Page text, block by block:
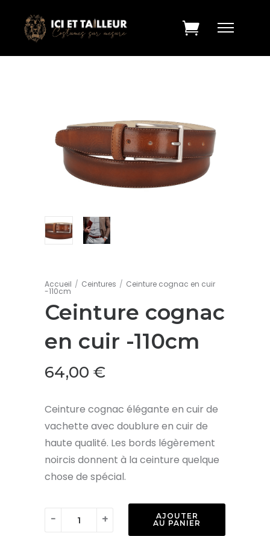
Accueil / Ceintures / Ceinture cognac en cuir
-110cm
Ceinture cognac
en cuir -110cm
64,00 €
Ceinture cognac élégante en cuir de
vachette avec doublure en cuir de
haute qualité. Les bords légèrement
noircis donnent à la ceinture quelque
chose de spécial.
-
quantité
+
AJOUTER
AU PANIER